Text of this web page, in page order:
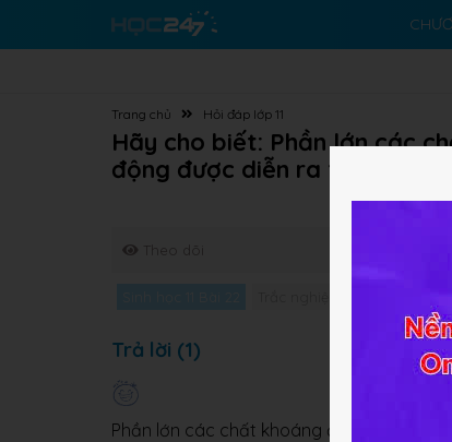
Trang chủ Hỏi đáp lớp 11
Hãy cho biết: Phần lớn các
động được diễn ra theo
Theo dõi
Trả lời (1)
Phần lớn các chất khoáng được hấp thụ